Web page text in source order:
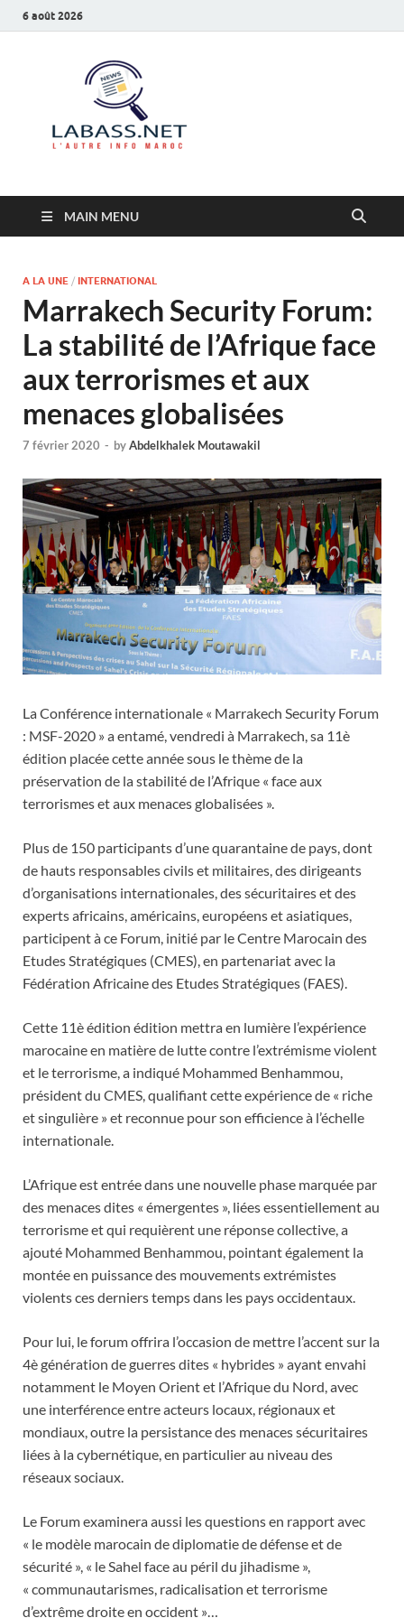
6 août 2026
MAIN MENU
A LA UNE / INTERNATIONAL
Marrakech Security Forum:
La stabilité de l’Afrique face
aux terrorismes et aux
menaces globalisées
7 février 2020 - byAbdelkhalek Moutawakil
La Conférence internationale « Marrakech Security Forum
: MSF-2020 » a entamé, vendredi à Marrakech, sa 11è
édition placée cette année sous le thème de la
préservation de la stabilité de l’Afrique « face aux
terrorismes et aux menaces globalisées ».
Plus de 150 participants d’une quarantaine de pays, dont
de hauts responsables civils et militaires, des dirigeants
d’organisations internationales, des sécuritaires et des
experts africains, américains, européens et asiatiques,
participent à ce Forum, initié par le Centre Marocain des
Etudes Stratégiques (CMES), en partenariat avec la
Fédération Africaine des Etudes Stratégiques (FAES).
Cette 11è édition édition mettra en lumière l’expérience
marocaine en matière de lutte contre l’extrémisme violent
et le terrorisme, a indiqué Mohammed Benhammou,
président du CMES, qualifiant cette expérience de « riche
et singulière » et reconnue pour son efficience à l’échelle
internationale.
L’Afrique est entrée dans une nouvelle phase marquée par
des menaces dites « émergentes », liées essentiellement au
terrorisme et qui requièrent une réponse collective, a
ajouté Mohammed Benhammou, pointant également la
montée en puissance des mouvements extrémistes
violents ces derniers temps dans les pays occidentaux.
Pour lui, le forum offrira l’occasion de mettre l’accent sur la
4è génération de guerres dites « hybrides » ayant envahi
notamment le Moyen Orient et l’Afrique du Nord, avec
une interférence entre acteurs locaux, régionaux et
mondiaux, outre la persistance des menaces sécuritaires
liées à la cybernétique, en particulier au niveau des
réseaux sociaux.
Le Forum examinera aussi les questions en rapport avec
« le modèle marocain de diplomatie de défense et de
sécurité », « le Sahel face au péril du jihadisme »,
« communautarismes, radicalisation et terrorisme
d’extrême droite en occident »…